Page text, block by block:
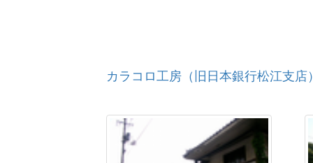
カラコロ工房（旧日本銀行松江支店